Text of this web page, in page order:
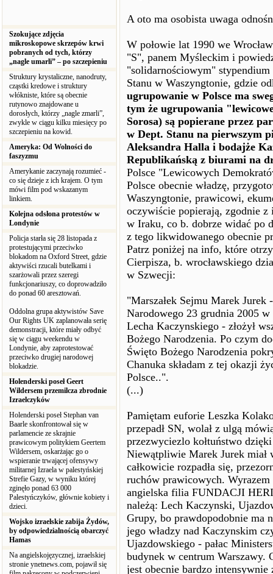
Szokujące zdjęcia
mikroskopowe skrzepów krwi
pobranych od tych, którzy
„nagle umarli” – po szczepieniu
Struktury krystaliczne, nanodruty,
cząstki kredowe i struktury
włókniste, które są obecnie
rutynowo znajdowane u
dorosłych, którzy „nagle zmarli”,
zwykle w ciągu kilku miesięcy po
szczepieniu na kowid.
Ameryka: Od Wolności do
faszyzmu
Amerykanie zaczynają rozumieć -
co się dzieje z ich krajem. O tym
mówi film pod wskazanym
linkiem.
Kolejna odsłona protestów w
Londynie
Policja starła się 28 listopada z
protestującymi przeciwko
blokadom na Oxford Street, gdzie
aktywiści rzucali butelkami i
szarżowali przez szeregi
funkcjonariuszy, co doprowadziło
do ponad 60 aresztowań.
Oddolna grupa aktywistów Save
Our Rights UK zaplanowała serię
demonstracji, które miały odbyć
się w ciągu weekendu w
Londynie, aby zaprotestować
przeciwko drugiej narodowej
blokadzie.
Holenderski poseł Geert
Wildersem przemilcza zbrodnie
Izraelczyków
Holenderski poseł Stephan van
Baarle skonfrontował się w
parlamencie ze skrajnie
prawicowym politykiem Geertem
Wildersem, oskarżając go o
wspieranie trwającej ofensywy
militarnej Izraela w palestyńskiej
Strefie Gazy, w wyniku której
zginęło ponad 63 000
Palestyńczyków, głównie kobiety i
dzieci.
Wojsko izraelskie zabija Żydów,
by odpowiedzialnością obarczyć
Hamas
Na angielskojęzycznej, izraelskiej
stronie ynetnews.com, pojawił się
A oto ma osobista uwaga
W połowie lat 1990 we
"S", panem Myśleckim i
"solidarnościowym"
Stanu w Waszyngtonie, gdzie
ugrupowanie w Polsce ma
tym że ugrupowania
Sorosa) są popierane przez
w Dept. Stanu na pierwszym
Aleksandra Halla i bodajże
Republikańską z biurami na
Polsce "Lewicowych
Polsce obecnie władzę,
Waszyngtonie, prawicowi,
oczywiście popierają, zgodnie
w Iraku, co b. dobrze widać po
z tego likwidowanego obecnie
Patrz poniżej na info, które
Cierpisza, b. wrocławskiego
w Szwecji:
"Marszałek Sejmu Marek Jurek
Narodowego 23 grudnia 2005
Lecha Kaczynskiego - złożył
Bożego Narodzenia. Po czym
Święto Bożego Narodzenia
Chanuka składam z tej okazji
Polsce..".
(...)
Pamiętam euforie Leszka
przepadł SN, wolał z ulgą
przezwyciezlo kołtuństwo
Niewątpliwie Marek Jurek miał
całkowicie rozpadła się,
ruchów prawicowych.
angielska filia FUNDACJI
należą: Lech Kaczynski,
Grupy, bo prawdopodobnie ma
jego władzy nad Kaczynskim
Ujazdowskiego - pałac
budynek w centrum Warszawy.
jest obecnie bardzo